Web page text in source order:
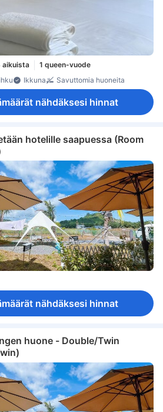
aikuista
1 queen-vuode
Ikkuna Savuttomia huoneita
nähdäksesi hinnat
hotelille saapuessa (Room
nähdäksesi hinnat
huone - Double/Twin